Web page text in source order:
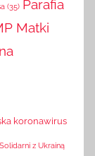
(35) Parafia
Matki
koronawirus
Solidarni z Ukrainą